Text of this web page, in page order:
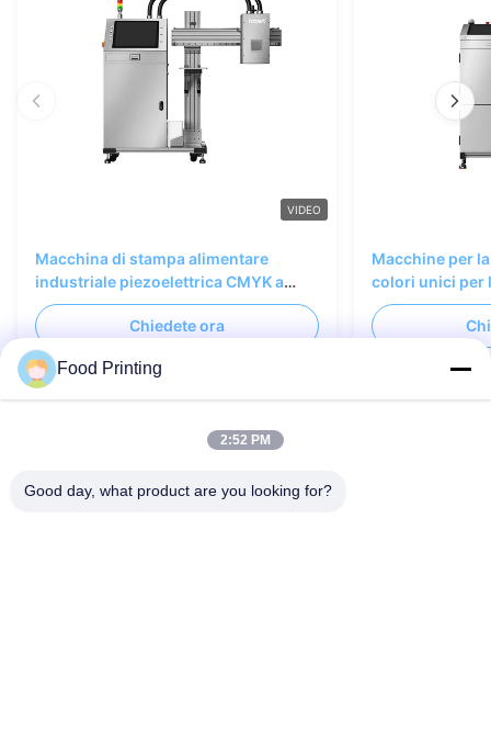
VIDEO
Macchina di stampa alimentare
industriale piezoelettrica CMYK a
colori pieni 75m/min
Chiedete ora
Macchine per
colori unici per
industriale
600*1200dpi
Food Printing
2:52 PM
Good day, what product are you looking for?